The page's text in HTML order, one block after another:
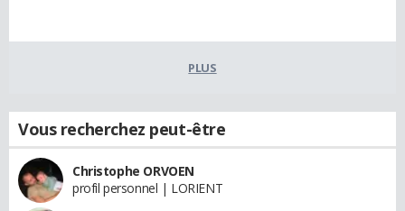
PLUS
Vous recherchez peut-être
Christophe ORVOEN
profil personnel | LORIENT